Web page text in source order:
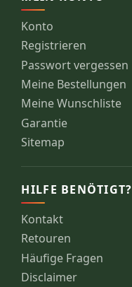
Konto
Registrieren
Passwort vergessen
Meine Bestellungen
Meine Wunschliste
Garantie
Sitemap
HILFE BENÖTIGT?
Kontakt
Retouren
Häufige Fragen
Disclaimer